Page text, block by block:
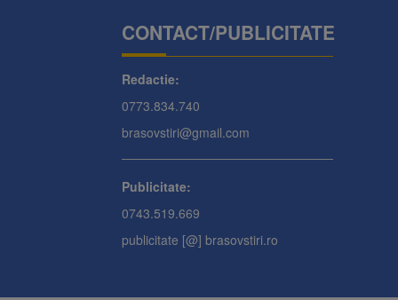
CONTACT/PUBLICITATE
Redactie:
0773.834.740
brasovstiri@gmail.com
Publicitate:
0743.519.669
publicitate [@] brasovstiri.ro